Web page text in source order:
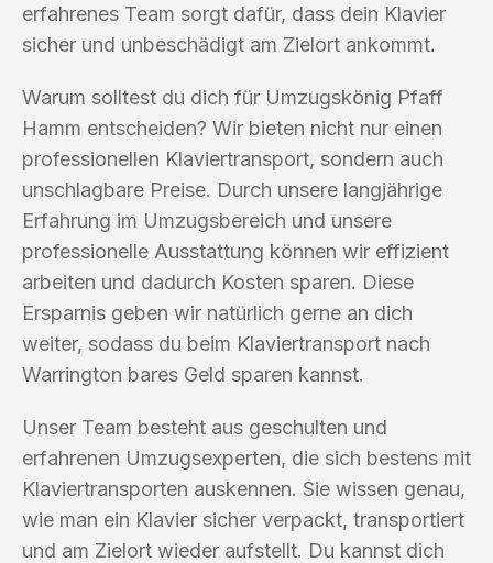
erfahrenes Team sorgt dafür, dass dein Klavier
sicher und unbeschädigt am Zielort ankommt.
Warum solltest du dich für Umzugskönig Pfaff
Hamm entscheiden? Wir bieten nicht nur einen
professionellen Klaviertransport, sondern auch
unschlagbare Preise. Durch unsere langjährige
Erfahrung im Umzugsbereich und unsere
professionelle Ausstattung können wir effizient
arbeiten und dadurch Kosten sparen. Diese
Ersparnis geben wir natürlich gerne an dich
weiter, sodass du beim Klaviertransport nach
Warrington bares Geld sparen kannst.
Unser Team besteht aus geschulten und
erfahrenen Umzugsexperten, die sich bestens mit
Klaviertransporten auskennen. Sie wissen genau,
wie man ein Klavier sicher verpackt, transportiert
und am Zielort wieder aufstellt. Du kannst dich